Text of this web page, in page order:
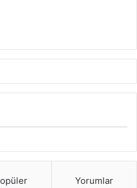
Yorumlar